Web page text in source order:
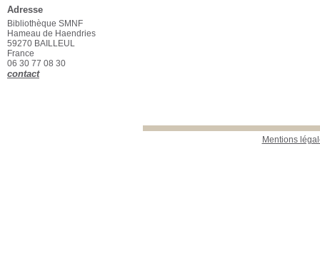
Mentions
Adresse
Bibliothèque SMNF
Hameau de Haendries
59270 BAILLEUL
France
06 30 77 08 30
contact